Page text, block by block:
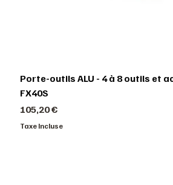
Porte-outils ALU - 4 à 8 outils et
FX40S
Prix
105,20 €
Taxe Incluse